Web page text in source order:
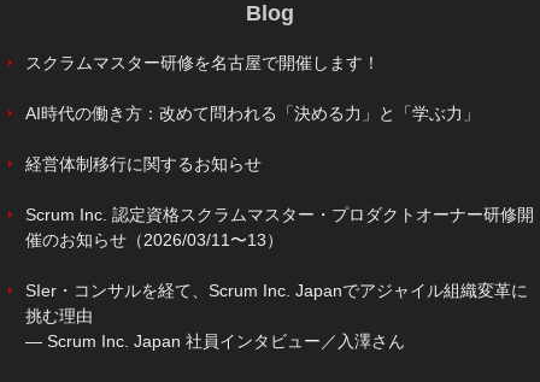
Blog
スクラムマスター研修を名古屋で開催します！
AI時代の働き方：改めて問われる「決める力」と「学ぶ力」
経営体制移行に関するお知らせ
Scrum Inc. 認定資格スクラムマスター・プロダクトオーナー研修開
催のお知らせ（2026/03/11〜13）
SIer・コンサルを経て、Scrum Inc. Japanでアジャイル組織変革に
挑む理由
― Scrum Inc. Japan 社員インタビュー／入澤さん